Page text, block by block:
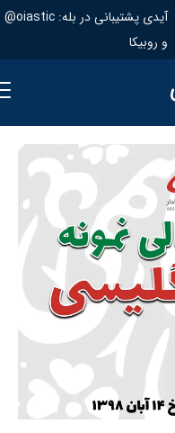
@oiastic :آیدی پشتیبانی در بله
و روبیکا